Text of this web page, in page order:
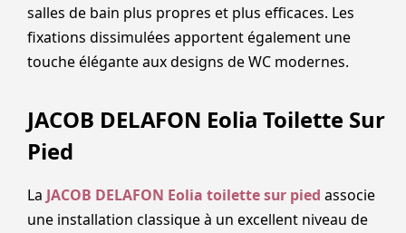
salles de bain plus propres et plus efficaces. Les
fixations dissimulées apportent également une
touche élégante aux designs de WC modernes.
JACOB DELAFON Eolia Toilette Sur
Pied
La JACOB DELAFON Eolia toilette sur pied associe
une installation classique à un excellent niveau de